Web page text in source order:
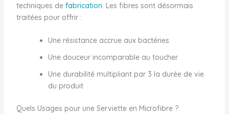
techniques de fabrication. Les fibres sont désormais
traitées pour offrir :
Une résistance accrue aux bactéries
Une douceur incomparable au toucher
Une durabilité multipliant par 3 la durée de vie
du produit
Quels Usages pour une Serviette en Microfibre ?